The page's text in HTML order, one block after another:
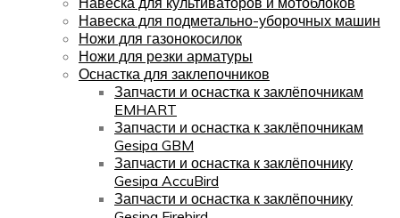
Навеска для подметально-уборочных машин
Ножи для газонокосилок
Ножи для резки арматуры
Оснастка для заклепочников
Запчасти и оснастка к заклёпочникам
EMHART
Запчасти и оснастка к заклёпочникам
Gesipa GBM
Запчасти и оснастка к заклёпочнику
Gesipa AccuBird
Запчасти и оснастка к заклёпочнику